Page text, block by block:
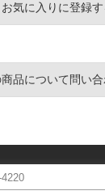
お気に入りに登録す
品について問い合